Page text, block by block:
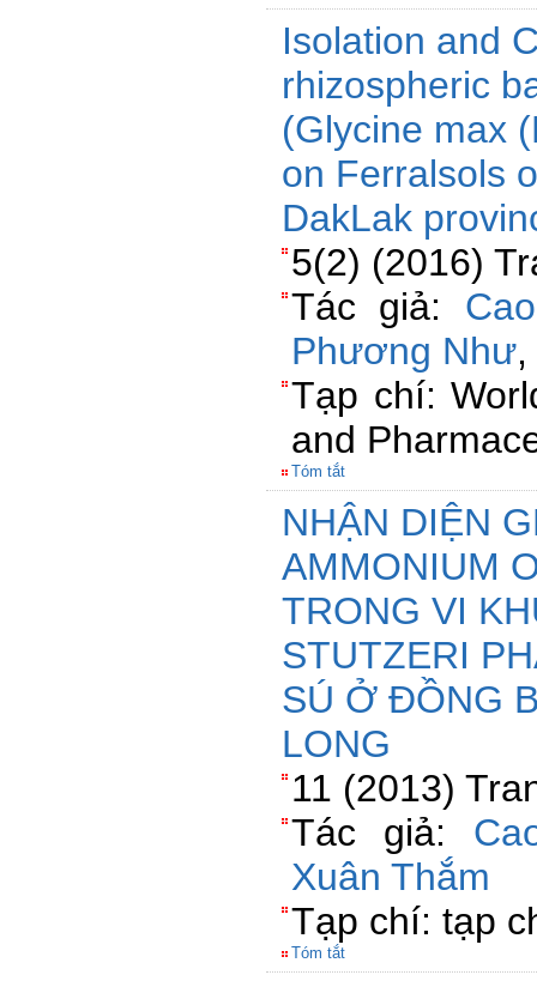
Isolation and
rhizospheric
(Glycine max
on Ferralsols
DakLak
5(2) (2016)
Tác giả:
Phương Như,
Tạp chí:
and
Tóm tắt
NHẬN DIỆN
AMMONIUM
TRONG VI
STUTZERI
SÚ Ở ĐỒNG
LONG
11 (2013)
Tác giả:
Xuân Thắm
Tạp chí: tạp
Tóm tắt